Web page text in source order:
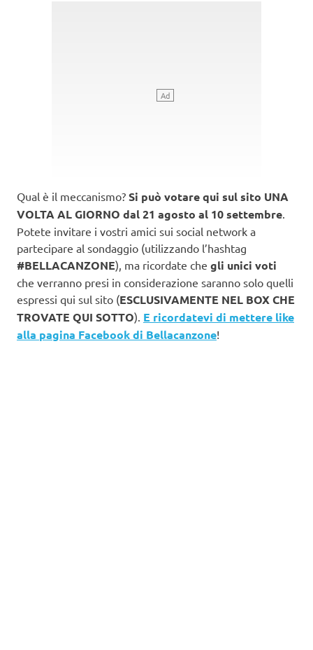
Qual è il meccanismo? Si può votare qui sul sito UNA
VOLTA AL GIORNO dal21 agosto al 10 settembre
Potete invitare i vostri amici sui social network a
partecipare al sondaggio (utilizzando l’hashtag
#BELLACANZONE), ma ricordate che gli unici voti
che verranno presi in considerazione saranno solo quelli
espressi qui sul sito (ESCLUSIVAMENTE NEL BOX CHE
TROVATE QUI SOTTO). E ricordatevi di mettere like
alla pagina Facebook di Bellacanzone!